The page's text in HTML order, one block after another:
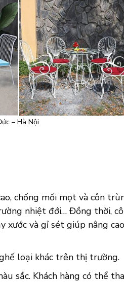
– Hà Nội
chống mối mọt và côn
nhiệt đới… Đồng thời,
xước và gỉ sét giúp nâng
loại khác trên thị trường.
sắc. Khách hàng có thể